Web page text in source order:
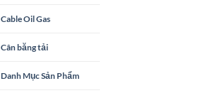
Cable Oil Gas
Cân băng tải
Danh Mục Sản Phẩm